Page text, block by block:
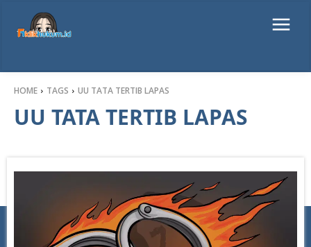
HOME TAGS UU TATA TERTIB LAPAS
UU TATA TERTIB LAPAS